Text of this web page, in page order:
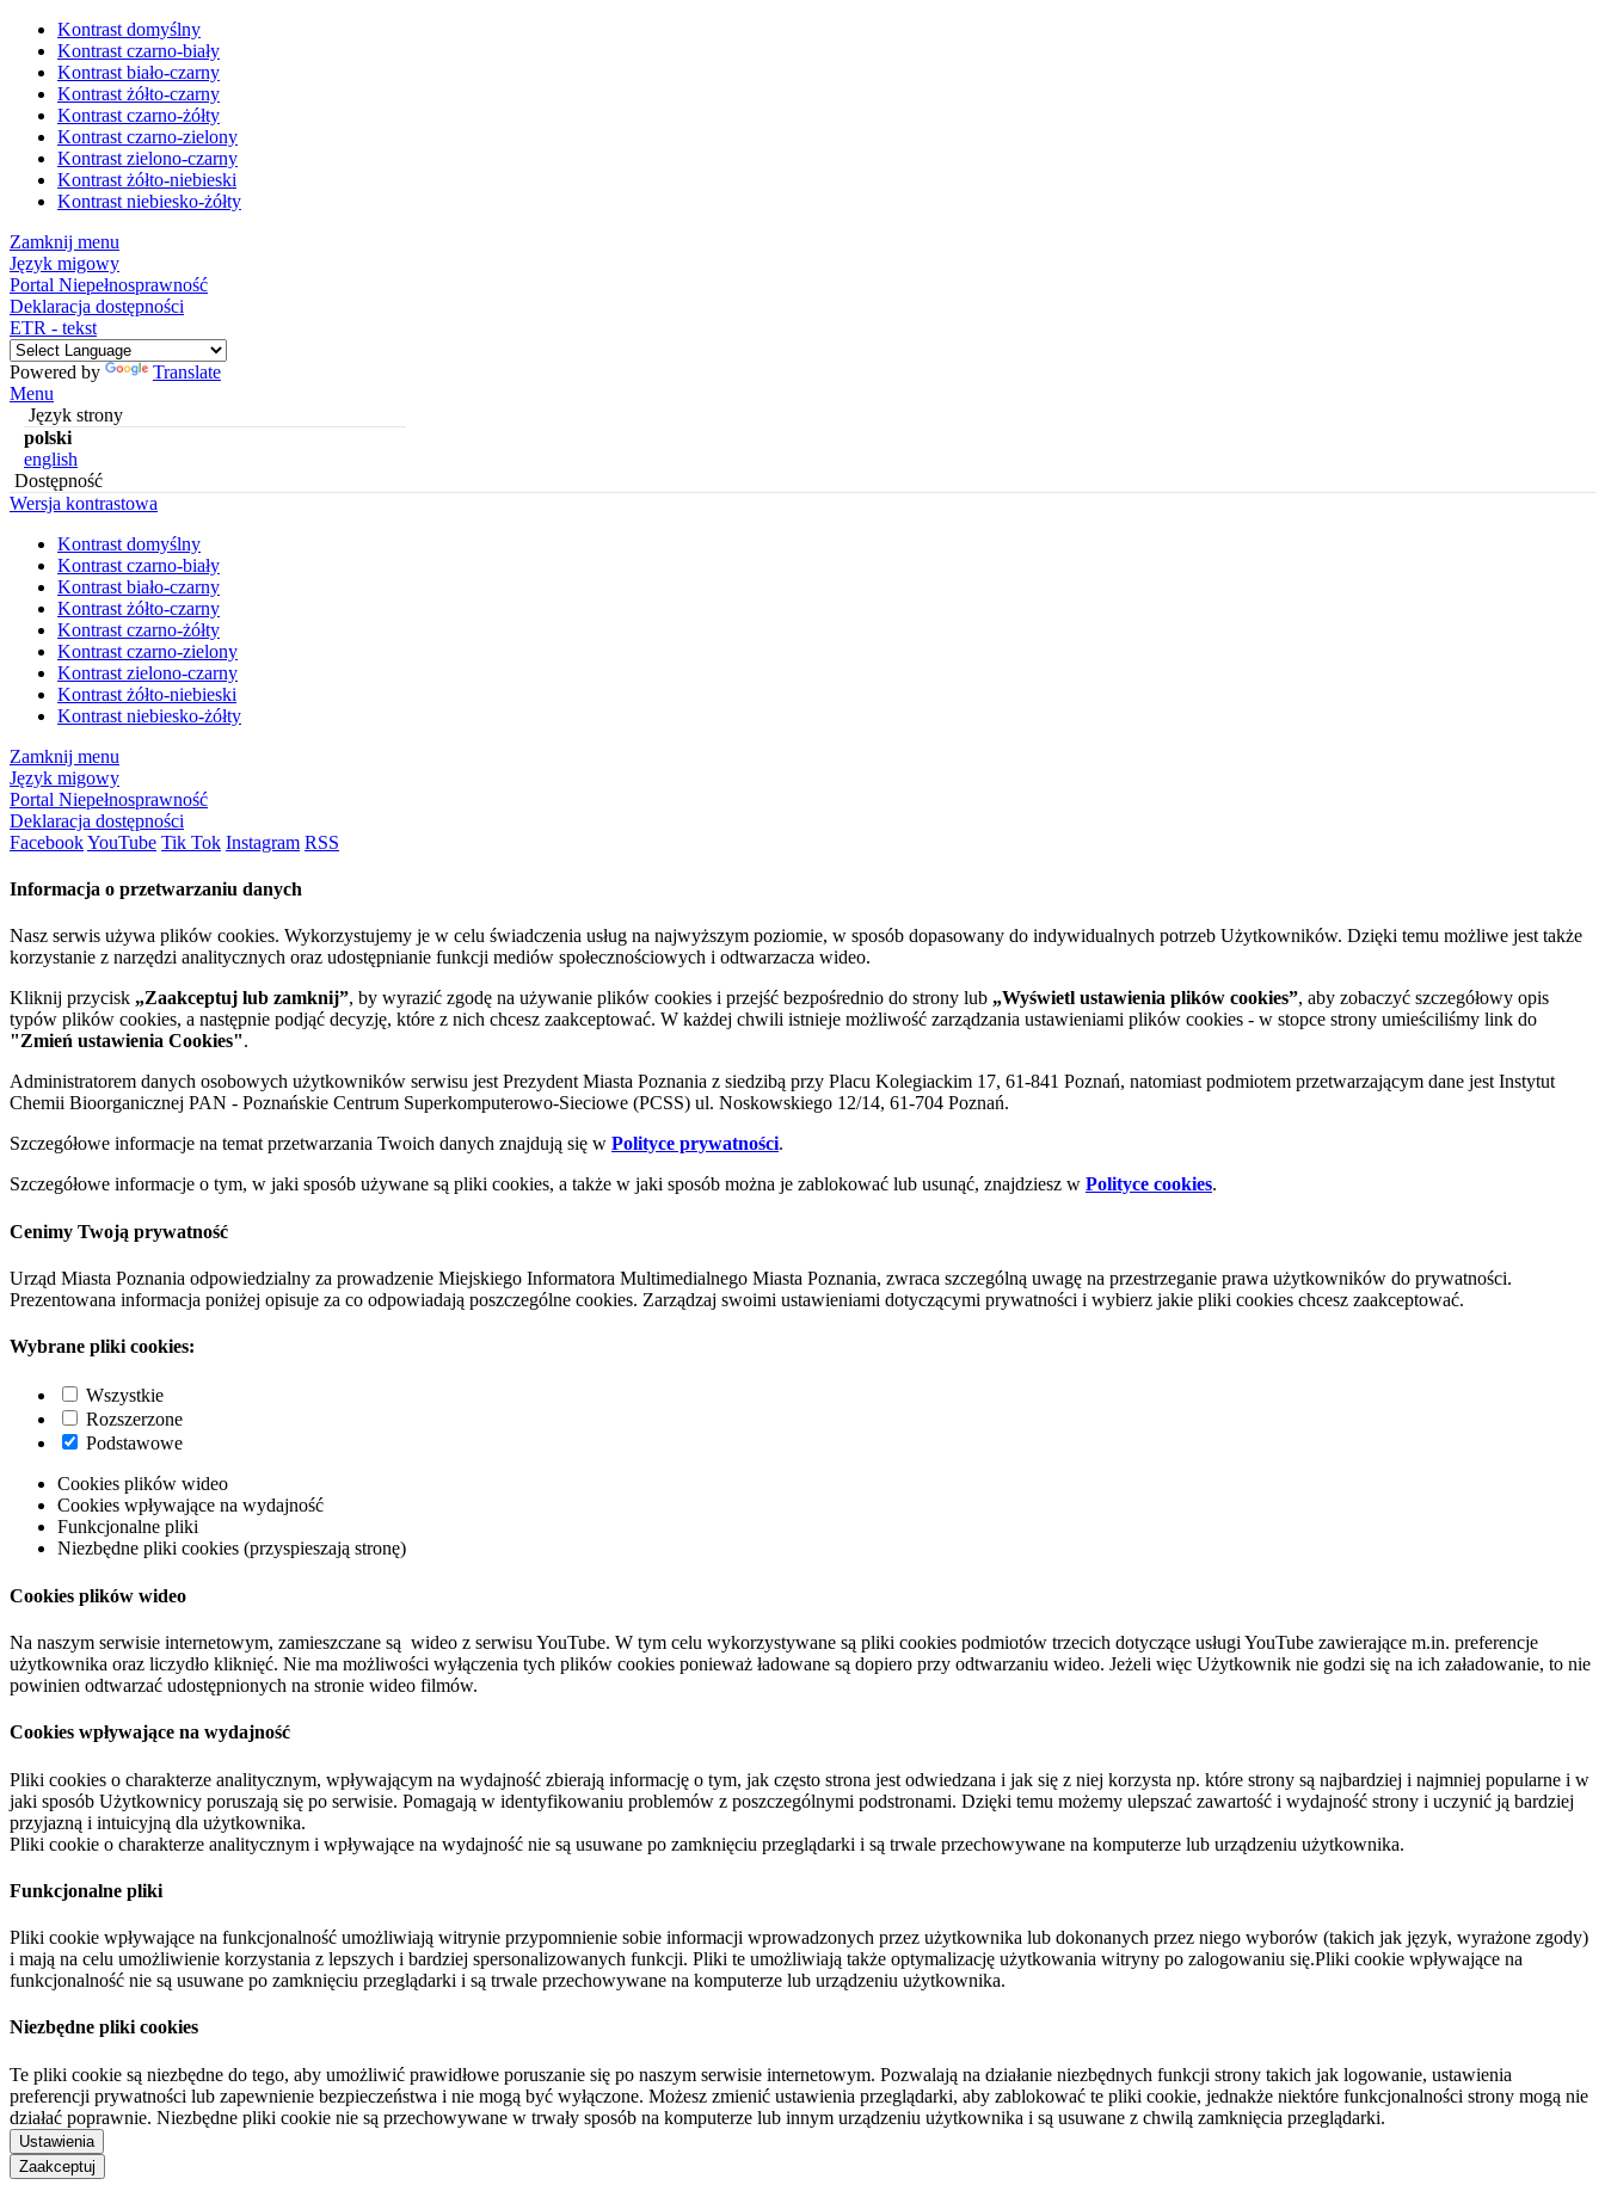
Kontrast domyślny
Kontrast czarno-biały
Kontrast biało-czarny
Kontrast żółto-czarny
Kontrast czarno-żółty
Kontrast czarno-zielony
Kontrast zielono-czarny
Kontrast żółto-niebieski
Kontrast niebiesko-żółty
Zamknij menu
Język migowy
Portal Niepełnosprawność
Deklaracja dostępności
ETR - tekst
Powered by
Translate
Menu
Język strony
polski
english
Dostępność
Wersja kontrastowa
Kontrast domyślny
Kontrast czarno-biały
Kontrast biało-czarny
Kontrast żółto-czarny
Kontrast czarno-żółty
Kontrast czarno-zielony
Kontrast zielono-czarny
Kontrast żółto-niebieski
Kontrast niebiesko-żółty
Zamknij menu
Język migowy
Portal Niepełnosprawność
Deklaracja dostępności
FacebookYouTube Tik Tok Instagram RSS
Informacja o przetwarzaniu danych
Nasz serwis używa plików cookies. Wykorzystujemy je w celu świadczenia usług na najwyższym poziomie, w sposób dopasowany do indywidualnych potrzeb Użytkowników. Dzięki temu możliwe jest także
korzystanie z narzędzi analitycznych oraz udostępnianie funkcji mediów społecznościowych i odtwarzacza wideo.
Kliknij przycisk „Zaakceptuj lub zamknij”, by wyrazić zgodę na używanie plików cookies i przejść bezpośrednio do strony lub „Wyświetl ustawienia plików cookies”, aby zobaczyć szczegółowy opis
typów plików cookies, a następnie podjąć decyzję, które z nich chcesz zaakceptować. W każdej chwili istnieje możliwość zarządzania ustawieniami plików cookies - w stopce strony umieściliśmy link do
"Zmień ustawienia Cookies".
Administratorem danych osobowych użytkowników serwisu jest Prezydent Miasta Poznania z siedzibą przy Placu Kolegiackim 17, 61-841 Poznań, natomiast podmiotem przetwarzającym dane jest Instytut
Chemii Bioorganicznej PAN - Poznańskie Centrum Superkomputerowo-Sieciowe (PCSS) ul. Noskowskiego 12/14, 61-704 Poznań.
Szczegółowe informacje na temat przetwarzania Twoich danych znajdują się w Polityce prywatności.
Szczegółowe informacje o tym, w jaki sposób używane są pliki cookies, a także w jaki sposób można je zablokować lub usunąć, znajdziesz w Polityce cookies.
Cenimy Twoją prywatność
Urząd Miasta Poznania odpowiedzialny za prowadzenie Miejskiego Informatora Multimedialnego Miasta Poznania, zwraca szczególną uwagę na przestrzeganie prawa użytkowników do prywatności.
Prezentowana informacja poniżej opisuje za co odpowiadają poszczególne cookies. Zarządzaj swoimi ustawieniami dotyczącymi prywatności i wybierz jakie pliki cookies chcesz zaakceptować.
Wybrane pliki cookies:
Wszystkie
Rozszerzone
Podstawowe
Cookies plików wideo
Cookies wpływające na wydajność
Funkcjonalne pliki
Niezbędne pliki cookies (przyspieszają stronę)
Cookies plików wideo
Na naszym serwisie internetowym, zamieszczane są wideo z serwisu YouTube. W tym celu wykorzystywane są pliki cookies podmiotów trzecich dotyczące usługi YouTube zawierające m.in. preferencje
użytkownika oraz liczydło kliknięć. Nie ma możliwości wyłączenia tych plików cookies ponieważ ładowane są dopiero przy odtwarzaniu wideo. Jeżeli więc Użytkownik nie godzi się na ich załadowanie, to nie
powinien odtwarzać udostępnionych na stronie wideo filmów.
Cookies wpływające na wydajność
Pliki cookies o charakterze analitycznym, wpływającym na wydajność zbierają informację o tym, jak często strona jest odwiedzana i jak się z niej korzysta np. które strony są najbardziej i najmniej popularne i w
jaki sposób Użytkownicy poruszają się po serwisie. Pomagają w identyfikowaniu problemów z poszczególnymi podstronami. Dzięki temu możemy ulepszać zawartość i wydajność strony i uczynić ją bardziej
przyjazną i intuicyjną dla użytkownika.
Pliki cookie o charakterze analitycznym i wpływające na wydajność nie są usuwane po zamknięciu przeglądarki i są trwale przechowywane na komputerze lub urządzeniu użytkownika.
Funkcjonalne pliki
Pliki cookie wpływające na funkcjonalność umożliwiają witrynie przypomnienie sobie informacji wprowadzonych przez użytkownika lub dokonanych przez niego wyborów (takich jak język, wyrażone zgody)
i mają na celu umożliwienie korzystania z lepszych i bardziej spersonalizowanych funkcji. Pliki te umożliwiają także optymalizację użytkowania witryny po zalogowaniu się.Pliki cookie wpływające na
funkcjonalność nie są usuwane po zamknięciu przeglądarki i są trwale przechowywane na komputerze lub urządzeniu użytkownika.
Niezbędne pliki cookies
Te pliki cookie są niezbędne do tego, aby umożliwić prawidłowe poruszanie się po naszym serwisie internetowym. Pozwalają na działanie niezbędnych funkcji strony takich jak logowanie, ustawienia
preferencji prywatności lub zapewnienie bezpieczeństwa i nie mogą być wyłączone. Możesz zmienić ustawienia przeglądarki, aby zablokować te pliki cookie, jednakże niektóre funkcjonalności strony mogą nie
działać poprawnie. Niezbędne pliki cookie nie są przechowywane w trwały sposób na komputerze lub innym urządzeniu użytkownika i są usuwane z chwilą zamknięcia przeglądarki.
Ustawienia
Zaakceptuj